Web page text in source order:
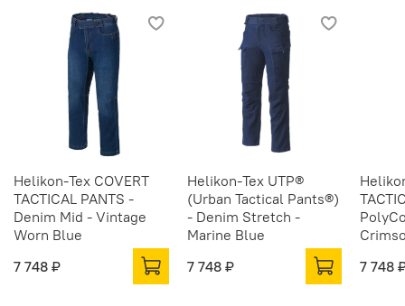
Helikon-Tex COVERT
TACTICAL PANTS -
Denim Mid - Vintage
Worn Blue
7 748 ₽
Helikon-Tex UTP®
(Urban Tactical Pants®)
- Denim Stretch -
Marine Blue
7 748 ₽
7 748